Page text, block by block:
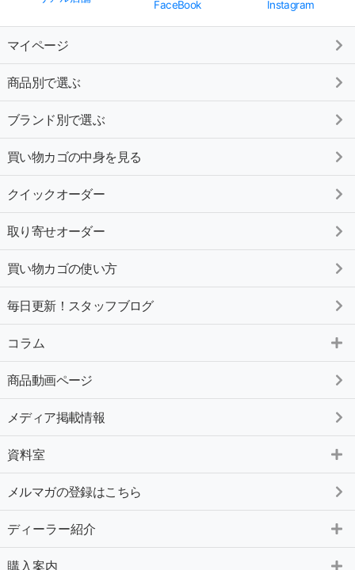
FaceBook
Instagram
マイページ
商品別で選ぶ
ブランド別で選ぶ
買い物カゴの中身を見る
クイックオーダー
取り寄せオーダー
買い物カゴの使い方
毎日更新！スタッフブログ
コラム
商品動画ページ
メディア掲載情報
資料室
メルマガの登録はこちら
ディーラー紹介
購入案内